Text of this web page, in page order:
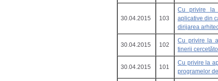
30.04.2015 103
Cu privire la
aplicative din
dirijarea
30.04.2015 102
Cu privire la
tinerii
30.04.2015 101
Cu privire la
programelor